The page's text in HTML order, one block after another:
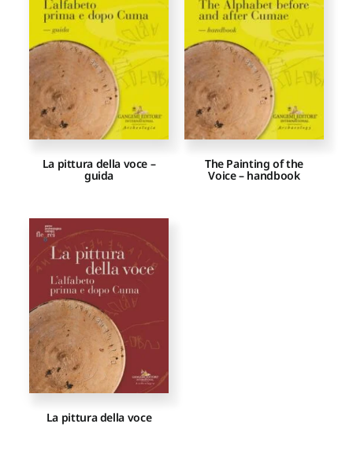
Gangemi Editore
Newsletter
La pittura della voce –
guida
The Painting of the
Voice – handbook
La pittura della voce